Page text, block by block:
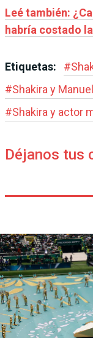
Leé también:
habría costado
Etiquetas: #
#Shakira y
#Shakira y actor
Déjanos tus